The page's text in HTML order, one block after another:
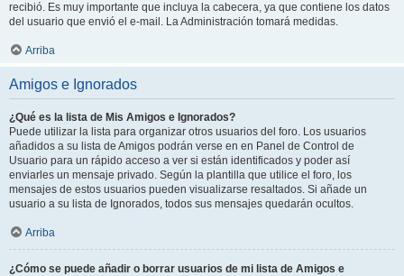
recibió. Es muy importante que incluya la cabecera, ya que contiene los datos
del usuario que envió el e-mail. La Administración tomará medidas.
Arriba
Amigos e Ignorados
¿Qué es la lista de Mis Amigos e Ignorados?
Puede utilizar la lista para organizar otros usuarios del foro. Los usuarios
añadidos a su lista de Amigos podrán verse en en Panel de Control de
Usuario para un rápido acceso a ver si están identificados y poder así
enviarles un mensaje privado. Según la plantilla que utilice el foro, los
mensajes de estos usuarios pueden visualizarse resaltados. Si añade un
usuario a su lista de Ignorados, todos sus mensajes quedarán ocultos.
Arriba
¿Cómo se puede añadir o borrar usuarios de mi lista de Amigos e